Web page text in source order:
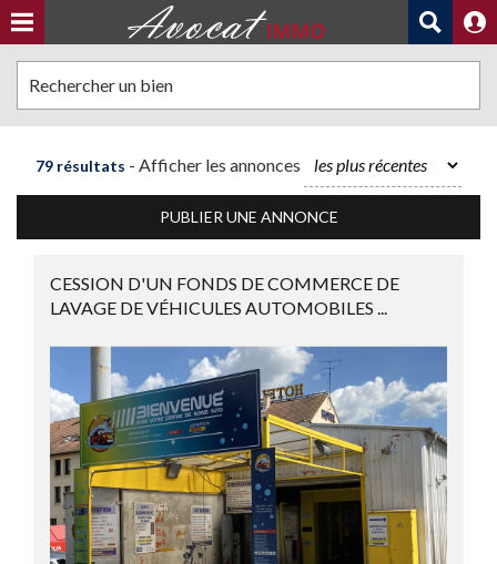
Rechercher un bien
79 résultats - Afficher les annonces
PUBLIER UNE ANNONCE
CESSION D'UN FONDS DE COMMERCE DE
LAVAGE DE VÉHICULES AUTOMOBILES ...